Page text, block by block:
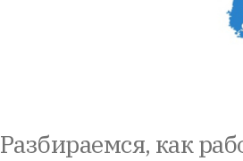
Разбираемся, как